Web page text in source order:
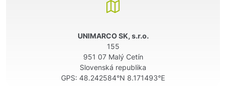
UNIMARCO SK, s.r.o.
155
951 07 Malý Cetín
Slovenská republika
GPS: 48.242584°N 8.171493°E